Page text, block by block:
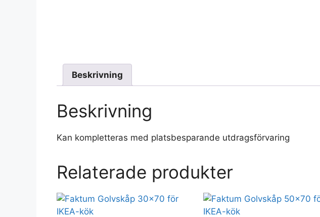
Beskrivning
Beskrivning
Kan kompletteras med platsbesparande utdragsförvaring
Relaterade produkter